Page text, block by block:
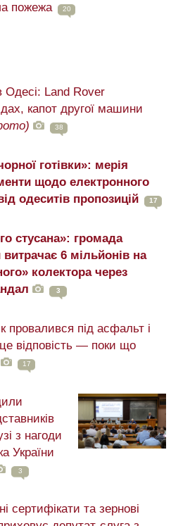
пожежа
20
Land Rover
капот другої машини
38
готівки»: мерія
щодо електронного
одеситів пропозицій
17
стусана»: громада
6 мільйонів на
колектора через
3
провалився під асфальт і
відповість — поки що
17
з нагоди
України
3
сертифікати та зернові